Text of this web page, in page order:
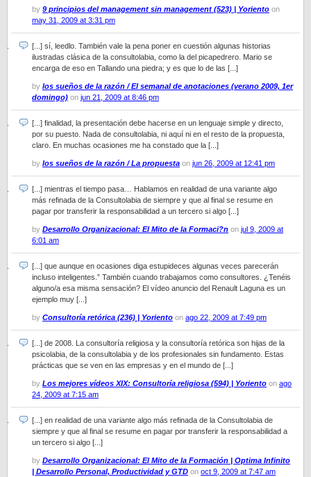
by 9 principios del management sin management (523) | Yoriento on
may 31, 2009 at 3:31 pm
[...] sí, leedlo. También vale la pena poner en cuestión algunas historias
ilustradas clásica de la consultolabia, como la del picapedrero. Mario se
encarga de eso en Tallando una piedra; y es que lo de las [...]
by los sueños de la razón / El semanal de anotaciones (verano 2009, 1er
domingo) on jun 21, 2009 at 8:46 pm
[...] finalidad, la presentación debe hacerse en un lenguaje simple y directo,
por su puesto. Nada de consultolabia, ni aquí ni en el resto de la propuesta,
claro. En muchas ocasiones me ha constado que la [...]
by los sueños de la razón / La propuesta on jun 26, 2009 at 12:41 pm
[...] mientras el tiempo pasa… Hablamos en realidad de una variante algo
más refinada de la Consultolabia de siempre y que al final se resume en
pagar por transferir la responsabilidad a un tercero si algo [...]
by Desarrollo Organizacional: El Mito de la Formaci?n on jul 9, 2009 at
6:01 am
[...] que aunque en ocasiones diga estupideces algunas veces parecerán
incluso inteligentes.” También cuando trabajamos como consultores. ¿Tenéis
alguno/a esa misma sensación? El vídeo anuncio del Renault Laguna es un
ejemplo muy [...]
by Consultoría retórica (236) | Yoriento on ago 22, 2009 at 7:49 pm
[...] de 2008. La consultoría religiosa y la consultoría retórica son hijas de la
psicolabia, de la consultolabia y de los profesionales sin fundamento. Estas
prácticas que se ven en las empresas y en el mundo de [...]
by Los mejores vídeos XIX: Consultoría religiosa (594) | Yoriento on ago
24, 2009 at 7:15 am
[...] en realidad de una variante algo más refinada de la Consultolabia de
siempre y que al final se resume en pagar por transferir la responsabilidad a
un tercero si algo [...]
by Desarrollo Organizacional: El Mito de la Formación | Optima Infinito
| Desarrollo Personal, Productividad y GTD on oct 9, 2009 at 7:47 am